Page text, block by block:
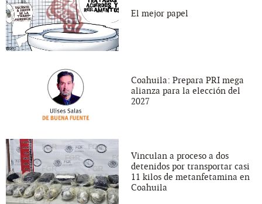
El mejor papel
Coahuila: Prepara PRI mega
alianza para la elección del
2027
Vinculan a proceso a dos
detenidos por transportar casi
11 kilos de metanfetamina en
Coahuila